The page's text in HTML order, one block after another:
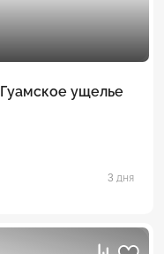
ущелье
3 дня